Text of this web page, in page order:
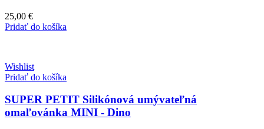
25,00 €
Pridať do košíka
Wishlist
Pridať do košíka
SUPER PETIT Silikónová umývateľná
omaľovánka MINI - Dino